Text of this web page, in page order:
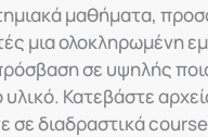
μαθήματα,
μια ολοκληρωμένη
σε υψηλής
Κατεβάστε
σε διαδραστικά